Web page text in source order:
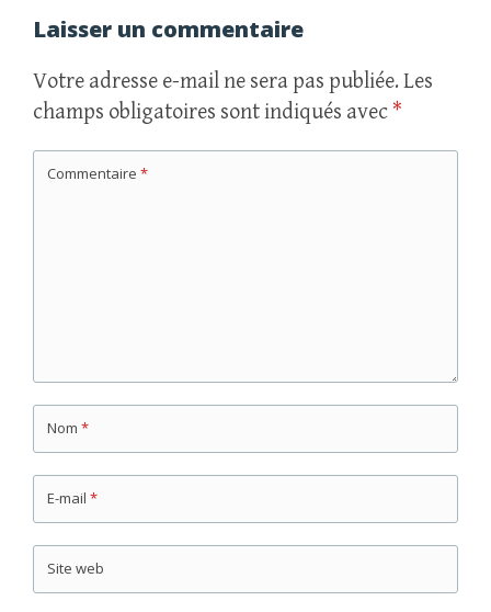
Laisser un commentaire
Votre adresse e-mail ne sera pas publiée. Les
champs obligatoires sont indiqués avec *
Commentaire *
Nom *
E-mail *
Site web